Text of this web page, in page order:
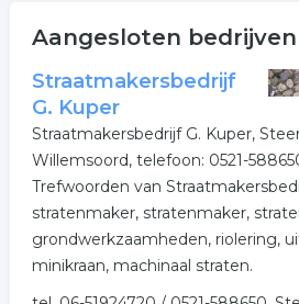
Aangesloten bedrijven
Straatmakersbedrijf
G. Kuper
Straatmakersbedrijf G. Kuper,
Willemsoord, telefoon: 0521-
Trefwoorden van
stratenmaker, stratenmaker,
grondwerkzaamheden, riolering,
minikraan, machinaal straten.